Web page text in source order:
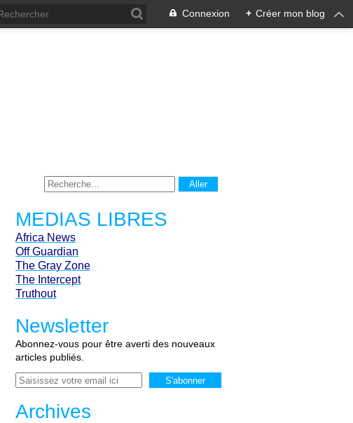
Connexion + Créer mon blog
MEDIAS LIBRES
Africa News
Off Guardian
The Gray Zone
The Intercept
Truthout
Newsletter
Abonnez-vous pour être averti des nouveaux
articles publiés.
Email
Archives